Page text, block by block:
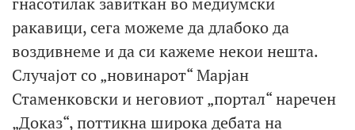
ракавици, сега можеме да длабоко да
воздивнеме и да си кажеме некои нешта.
Случајот со „новинарот“ Марјан
Стаменковски и неговиот „портал“ наречен
„Доказ“, поттикна широка дебата на